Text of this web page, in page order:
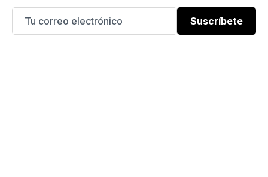
Suscríbete